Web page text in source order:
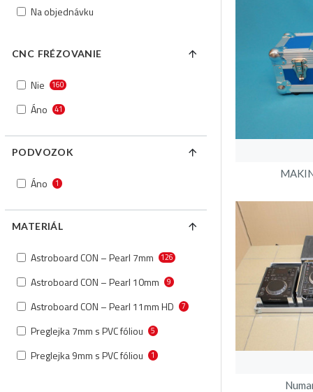
CNC FRÉZOVANIE
Nie 160
Áno 41
PODVOZOK
Áno 1
MATERIÁL
Astroboard CON – Pearl 7mm 126
Astroboard CON – Pearl 10mm 9
Astroboard CON – Pearl 11mm HD 7
Preglejka 7mm s PVC fóliou 5
Preglejka 9mm s PVC fóliou 1
Na objednávku